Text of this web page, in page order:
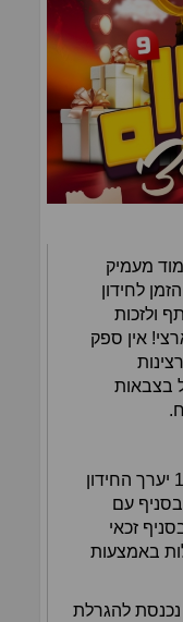
מעמיק
לחידון
ולזכות
אין ספק
בצבאות
ביום שלישי י״ב תמוז בשעה 17:00 יערך החידון
עם
זכאי
באמצעות
נכנסת להגרלת